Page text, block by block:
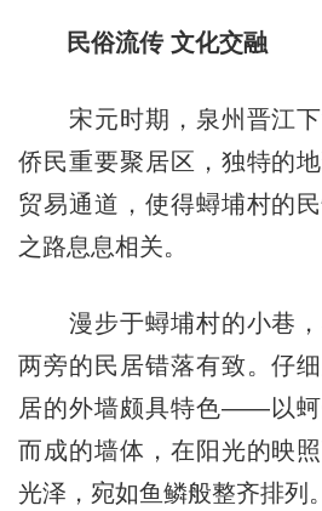
民俗流传 文化交融
宋元时期，泉州晋江下
侨民重要聚居区，独特的
贸易通道，使得蟳埔村的
之路息息相关。
漫步于蟳埔村的小巷，
两旁的民居错落有致。仔
居的外墙颇具特色——以
而成的墙体，在阳光的映
光泽，宛如鱼鳞般整齐排列。